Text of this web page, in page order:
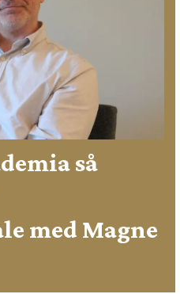
så
med Magne